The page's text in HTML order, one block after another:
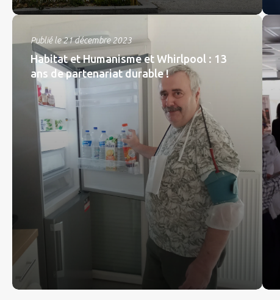
Publié le 21 décembre 2023
Habitat et Humanisme et Whirlpool : 13
ans de partenariat durable !